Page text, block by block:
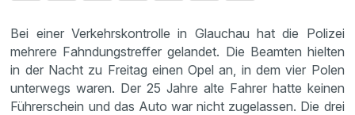
Bei einer Verkehrskontrolle in Glauchau hat die Polizei
mehrere Fahndungstreffer gelandet. Die Beamten hielten
in der Nacht zu Freitag einen Opel an, in dem vier Polen
unterwegs waren. Der 25 Jahre alte Fahrer hatte keinen
Führerschein und das Auto war nicht zugelassen. Die drei